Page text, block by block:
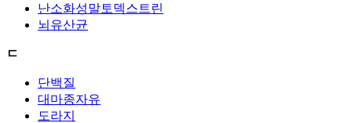
난소화성말토덱스트린
뇌유산균
ㄷ
단백질
대마종자유
도라지